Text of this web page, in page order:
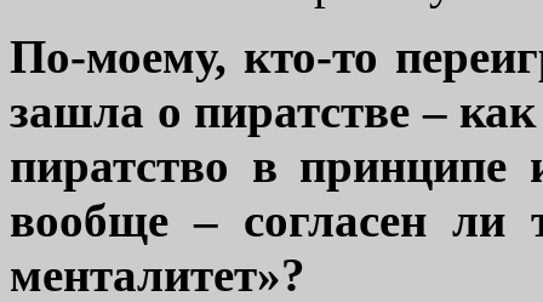
По-моему, кто-то
зашла о пиратстве –
пиратство в
вообще – согласен ли
менталитет»?